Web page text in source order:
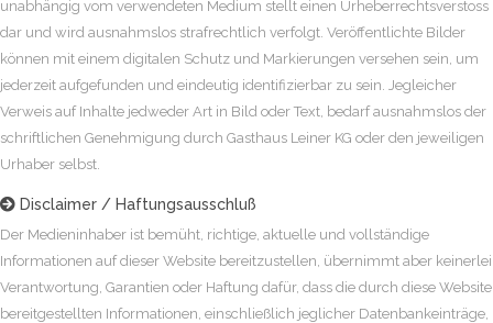
unabhängig vom verwendeten Medium stellt einen Urheberrechtsverstoss
dar und wird ausnahmslos strafrechtlich verfolgt. Veröffentlichte Bilder
können mit einem digitalen Schutz und Markierungen versehen sein, um
jederzeit aufgefunden und eindeutig identifizierbar zu sein. Jegleicher
Verweis auf Inhalte jedweder Art in Bild oder Text, bedarf ausnahmslos der
schriftlichen Genehmigung durch Gasthaus Leiner KG oder den jeweiligen
Urhaber selbst.
 Disclaimer / Haftungsausschluß
Der Medieninhaber ist bemüht, richtige, aktuelle und vollständige
Informationen auf dieser Website bereitzustellen, übernimmt aber keinerlei
Verantwortung, Garantien oder Haftung dafür, dass die durch diese Website
bereitgestellten Informationen, einschließlich jeglicher Datenbankeinträge,